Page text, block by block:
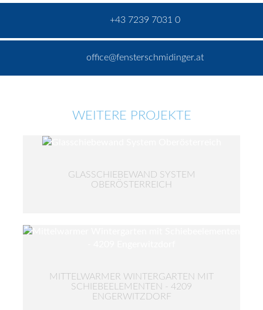
+43 7239 7031 0
office@fensterschmidinger.at
WEITERE PROJEKTE
GLASSCHIEBEWAND SYSTEM
OBERÖSTERREICH
MITTELWARMER WINTERGARTEN MIT
SCHIEBEELEMENTEN - 4209
ENGERWITZDORF